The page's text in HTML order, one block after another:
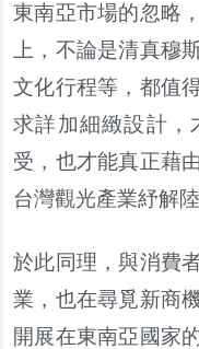
東南亞市場的忽略 ，
上 ， 不論是清真穆
文化行程等 ， 都值
求詳加細緻設計 ，
受 ， 也才能真正藉
台灣觀光產業紓解
於此同理 ，與消費
業 ， 也在尋覓新商
開展在東南亞國家